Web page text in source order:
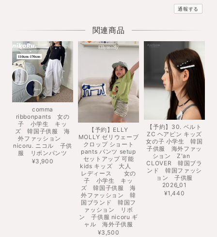
通報する
関連商品
comma
ribbonpants 女の
子 小学生 キッ
ズ 韓国子供服 海
外ファッション
nicoru. ニコル 子供
服 リボンパンツ
¥3,900
【予約】ELLY
MOLLY ゼリウェーブ
クロップ ショート
pants パンツ setup
セットアップ 可能
kids キッズ 大人
レディース 女の
子 小学生 キッ
ズ 韓国子供服 海
外ファッション 韓
国ブランド 韓国フ
ァッション リボ
ン 子供服 nicoru ギ
ャル 海外子供服
¥3,500
【予約】30. ベルト
ZC ヘアピン キッズ
女の子 小学生 韓国
子供服 海外ファッ
ション Z'an
CLOVER 韓国ブラ
ンド 韓国ファッシ
ョン 子供服
2026_01
¥1,440